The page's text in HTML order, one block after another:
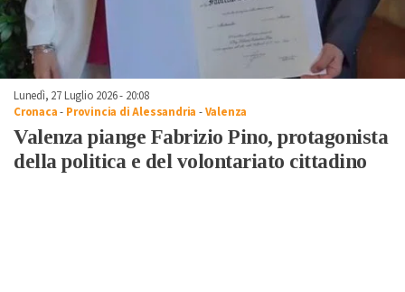
Lunedì, 27 Luglio 2026 - 20:08
Cronaca- Provincia di Alessandria -Valenza
Valenza piange Fabrizio Pino, protagonista
della politica e del volontariato cittadino